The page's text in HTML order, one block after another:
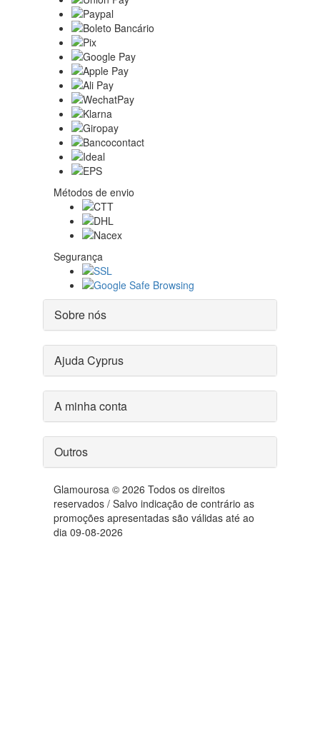
Métodos de envio
Segurança
Sobre nós
Ajuda Cyprus
A minha conta
Outros
Glamourosa © 2026 Todos os direitos
reservados / Salvo indicação de contrário as
promoções apresentadas são válidas até ao
dia 09-08-2026